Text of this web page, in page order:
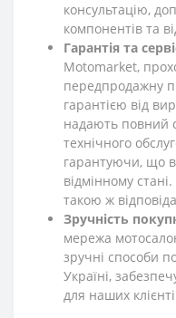
консультацію,
компонентів та
Гарантія та
Motomarket,
передпродажну
гарантією від
надають повний
технічного
гарантуючи, що
відмінному
такою ж
Зручність
мережа
зручні способи
Україні,
для наших